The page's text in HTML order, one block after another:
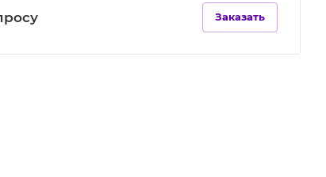
росу Заказать